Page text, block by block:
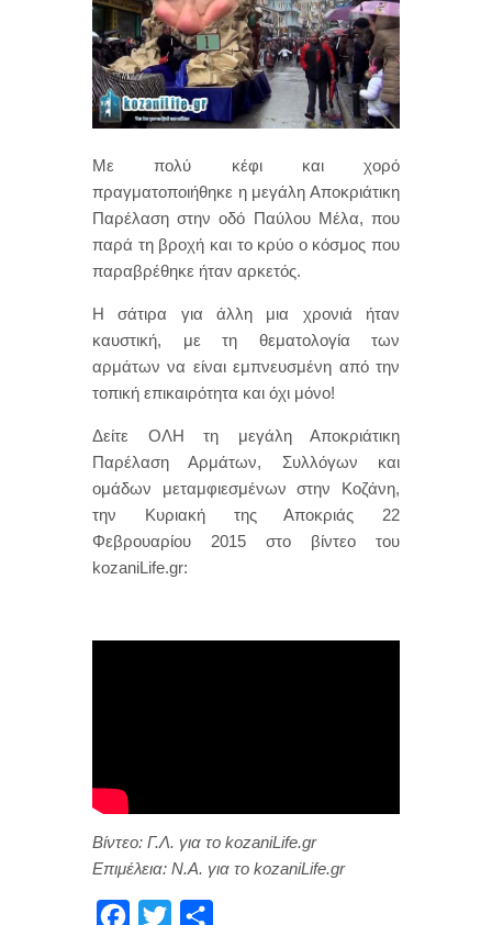
Με πολύ κέφι και χορό
πραγματοποιήθηκε η μεγάλη Αποκριάτικη
Παρέλαση στην οδό Παύλου Μέλα, που
παρά τη βροχή και το κρύο ο κόσμος που
παραβρέθηκε ήταν αρκετός.
Η σάτιρα για άλλη μια χρονιά ήταν
καυστική, με τη θεματολογία των
αρμάτων να είναι εμπνευσμένη από την
τοπική επικαιρότητα και όχι μόνο!
Δείτε ΟΛΗ τη μεγάλη Αποκριάτικη
Παρέλαση Αρμάτων, Συλλόγων και
ομάδων μεταμφιεσμένων στην Κοζάνη,
την Κυριακή της Αποκριάς 22
Φεβρουαρίου 2015 στο βίντεο του
kozaniLife.gr:
Βίντεο: Γ.Λ. για το kozaniLife.gr
Επιμέλεια: Ν.Α. για το kozaniLife.gr